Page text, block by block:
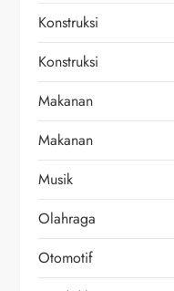
Konstruksi
Konstruksi
Makanan
Makanan
Musik
Olahraga
Otomotif